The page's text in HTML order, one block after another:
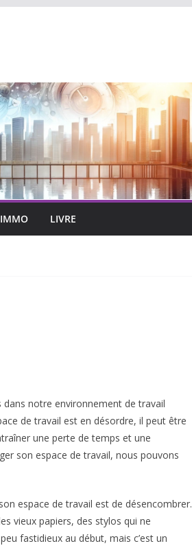
LIVRE
notre environnement de travail
de travail est en désordre, il peut être
une perte de temps et une
son espace de travail, nous pouvons
espace de travail est de désencombrer.
vieux papiers, des stylos qui ne
fastidieux au début, mais c’est un